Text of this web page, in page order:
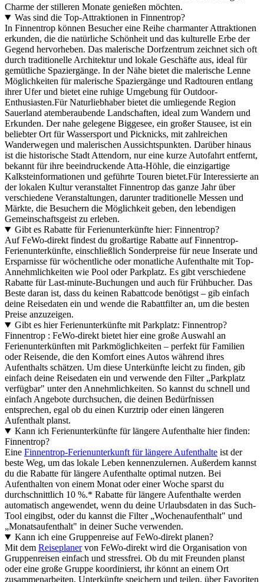
Charme der stilleren Monate genießen möchten.
Was sind die Top-Attraktionen in Finnentrop?
In Finnentrop können Besucher eine Reihe charmanter Attraktionen
erkunden, die die natürliche Schönheit und das kulturelle Erbe der
Gegend hervorheben. Das malerische Dorfzentrum zeichnet sich oft
durch traditionelle Architektur und lokale Geschäfte aus, ideal für
gemütliche Spaziergänge. In der Nähe bietet die malerische Lenne
Möglichkeiten für malerische Spaziergänge und Radtouren entlang
ihrer Ufer und bietet eine ruhige Umgebung für Outdoor-
Enthusiasten.Für Naturliebhaber bietet die umliegende Region
Sauerland atemberaubende Landschaften, ideal zum Wandern und
Erkunden. Der nahe gelegene Biggesee, ein großer Stausee, ist ein
beliebter Ort für Wassersport und Picknicks, mit zahlreichen
Wanderwegen und malerischen Aussichtspunkten. Darüber hinaus
ist die historische Stadt Attendorn, nur eine kurze Autofahrt entfernt,
bekannt für ihre beeindruckende Atta-Höhle, die einzigartige
Kalksteinformationen und geführte Touren bietet.Für Interessierte an
der lokalen Kultur veranstaltet Finnentrop das ganze Jahr über
verschiedene Veranstaltungen, darunter traditionelle Messen und
Märkte, die Besuchern die Möglichkeit geben, den lebendigen
Gemeinschaftsgeist zu erleben.
Gibt es Rabatte für Ferienunterkünfte hier: Finnentrop?
Auf FeWo-direkt findest du großartige Rabatte auf Finnentrop-
Ferienunterkünfte, einschließlich Sonderpreise für neue Inserate und
Ersparnisse für wöchentliche oder monatliche Aufenthalte mit Top-
Annehmlichkeiten wie Pool oder Parkplatz. Es gibt verschiedene
Rabatte für Last-minute-Buchungen und auch für Frühbucher. Das
Beste daran ist, dass du keinen Rabattcode benötigst – gib einfach
deine Reisedaten ein und wende die Rabattfilter an, um die besten
Preise anzuzeigen.
Gibt es hier Ferienunterkünfte mit Parkplatz: Finnentrop?
Finnentrop : FeWo-direkt bietet hier eine große Auswahl an
Ferienunterkünften mit Parkmöglichkeiten – perfekt für Familien
oder Reisende, die den Komfort eines Autos während ihres
Aufenthalts schätzen. Um diese Unterkünfte leicht zu finden, gib
einfach deine Reisedaten ein und verwende den Filter „Parkplatz
verfügbar" unter den Annehmlichkeiten. So kannst du schnell und
einfach Angebote durchsuchen, die deinen Bedürfnissen
entsprechen, egal ob du einen Kurztrip oder einen längeren
Aufenthalt planst.
Kann ich Ferienunterkünfte für längere Aufenthalte hier finden:
Finnentrop?
Eine Finnentrop-Ferienunterkunft für längere Aufenthalte ist der
beste Weg, um das lokale Leben kennenzulernen. Außerdem kannst
du die Rabatte für längere Aufenthalte optimal nutzen. Bei
Aufenthalten von einem Monat oder einer Woche sparst du
durchschnittlich 10 %.* Rabatte für längere Aufenthalte werden
automatisch angewendet, wenn du deine Urlaubsdaten in das Such-
Tool eingibst, oder du kannst die Filter „Wochenaufenthalt" und
„Monatsaufenthalt" in deiner Suche verwenden.
Kann ich eine Gruppenreise auf FeWo-direkt planen?
Mit dem Reiseplanervon FeWo-direkt wird die Organisation von
Gruppenreisen einfach und stressfrei. Ob du mit Freunden planst
oder eine große Gruppe koordinierst, ihr könnt an einem Ort
zusammenarbeiten, Unterkünfte speichern und teilen, über Favoriten